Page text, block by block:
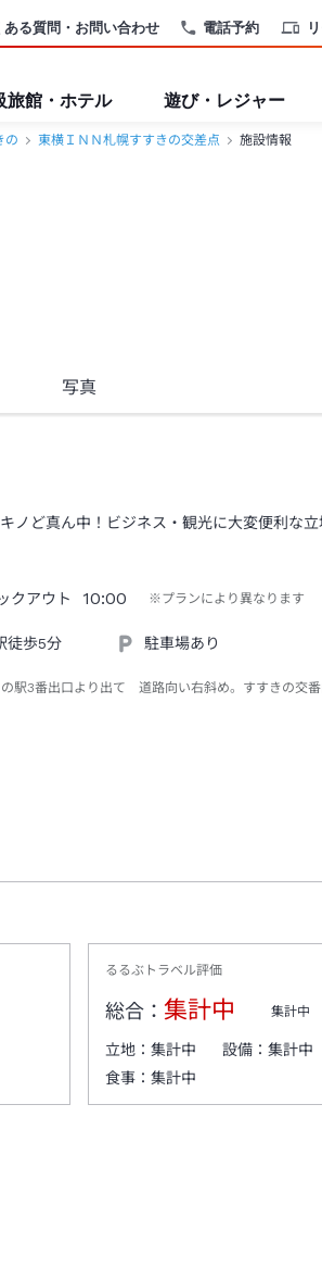
電話予約
ある質問・お問い合わせ
旅館・ホテル 遊び・レジャー
の 東横ＩＮＮ札幌すすきの交差点 施設情報
写真
ど真ん中！ビジネス・観光に大変便利な立
クアウト 10:00 ※プランにより異なります
徒歩5分 駐車場あり
駅3番出口より出て 道路向い右斜め。すすきの交番
るるぶトラベル評価
総合： 集計中 集計中
立地：集計中 設備：集計中
食事：集計中